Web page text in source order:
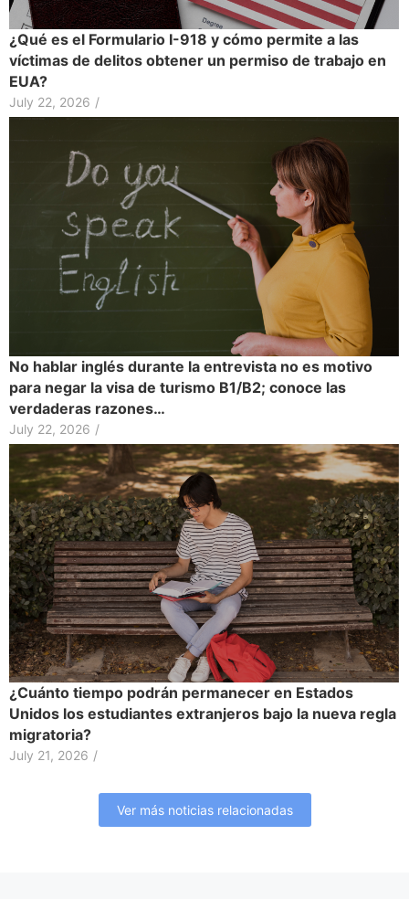
¿Qué es el Formulario I-918 y cómo permite a las
víctimas de delitos obtener un permiso de trabajo en
EUA?
July 22, 2026 /
No hablar inglés durante la entrevista no es motivo
para negar la visa de turismo B1/B2; conoce las
verdaderas razones…
July 22, 2026 /
¿Cuánto tiempo podrán permanecer en Estados
Unidos los estudiantes extranjeros bajo la nueva regla
migratoria?
July 21, 2026 /
Ver más noticias relacionadas